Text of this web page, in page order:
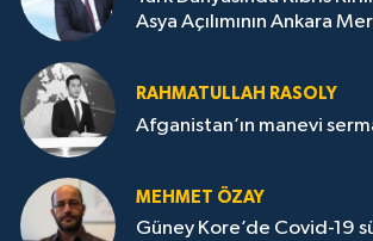
Asya Açılımının Ankara
RAHMATULLAH RASOLY
Afganistan’ın manevi
MEHMET ÖZAY
Güney Kore’de Covid-19